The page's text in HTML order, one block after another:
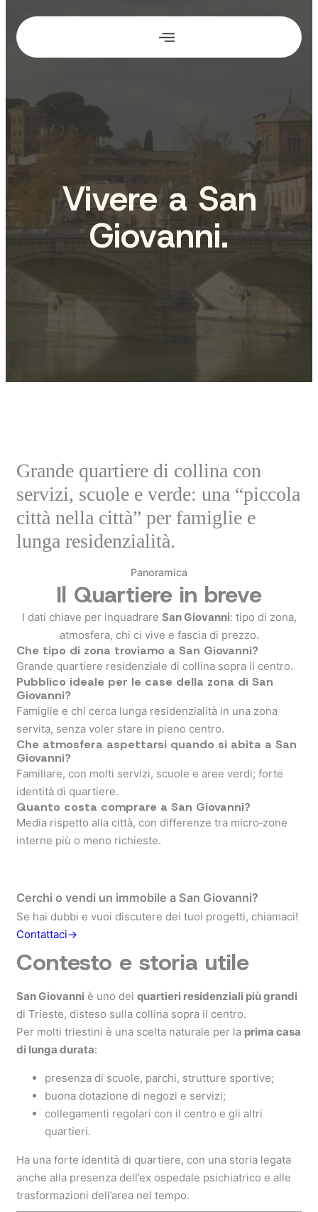
contenuto
Vivere a San
Giovanni.
Grande quartiere di collina con
servizi, scuole e verde: una “piccola
città nella città” per famiglie e
lunga residenzialità.
Panoramica
Il Quartiere in breve
I dati chiave per inquadrare San Giovanni: tipo di zona,
atmosfera, chi ci vive e fascia di prezzo.
Che tipo di zona troviamo a San Giovanni?
Grande quartiere residenziale di collina sopra il centro.
Pubblico ideale per le case della zona di San
Giovanni?
Famiglie e chi cerca lunga residenzialità in una zona
servita, senza voler stare in pieno centro.
Che atmosfera aspettarsi quando si abita a San
Giovanni?
Familiare, con molti servizi, scuole e aree verdi; forte
identità di quartiere.
Quanto costa comprare a San Giovanni?
Media rispetto alla città, con differenze tra micro‑zone
interne più o meno richieste.
Cerchi o vendi un immobile a San Giovanni?
Se hai dubbi e vuoi discutere dei tuoi progetti, chiamaci!
Contattaci→
Contesto e storia utile
San Giovanni è uno dei quartieri residenziali più grandi
di Trieste, disteso sulla collina sopra il centro.
Per molti triestini è una scelta naturale per la prima casa
di lunga durata:
presenza di scuole, parchi, strutture sportive;
buona dotazione di negozi e servizi;
collegamenti regolari con il centro e gli altri
quartieri.
Ha una forte identità di quartiere, con una storia legata
anche alla presenza dell’ex ospedale psichiatrico e alle
trasformazioni dell’area nel tempo.